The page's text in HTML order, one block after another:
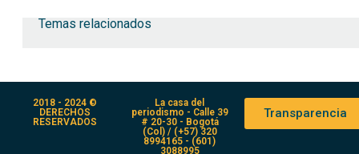
Temas relacionados
2018 - 2024 ©
DERECHOS
RESERVADOS
La casa del
periodismo - Calle 39
# 20-30 - Bogotá
(Col) / (+57) 320
8994165 - (601)
3088995
Transparencia